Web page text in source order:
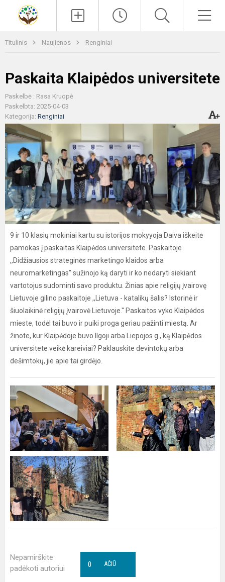
Titulinis Naujienos Renginiai
Paskaita Klaipėdos universitete
Paskelbė : Rasa Kruopė
Paskelbta: 2025-04-03
Kategorija: Renginiai
9 ir 10 klasių mokiniai kartu su istorijos mokyyoja Daiva iškeitė
pamokas į paskaitas Klaipėdos universitete. Paskaitoje
,,Didžiausios strateginės marketingo klaidos arba
neuromarketingas" sužinojo ką daryti ir ko nedaryti siekiant
vartotojus sudominti savo produktu. Žinias apie religijų įvairovę
Lietuvoje gilino paskaitoje ,,Lietuva - katalikų šalis? Istorinė ir
šiuolaikinė religijų įvairovė Lietuvoje.'' Paskaitos vyko Klaipėdos
mieste, todėl tai buvo ir puiki proga geriau pažinti miestą. Ar
žinote, kur Klaipėdoje buvo Ilgoji arba Liepojos g., ką Klaipėdos
universitete veikė kareiviai? Paklauskite devintokų arba
dešimtokų, jie apie tai girdėjo.
Nepamirškite
padėkoti autoriui
AČIŪ
0